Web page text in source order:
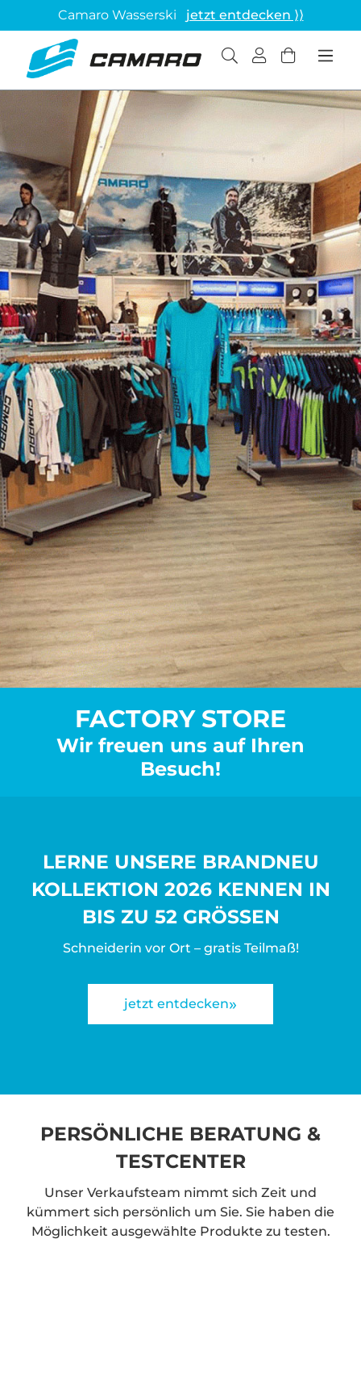
Camaro Wasserski jetzt entdecken ⟩⟩
FACTORY STORE
Wir freuen uns auf Ihren
Besuch!
LERNE UNSERE BRANDNEU
KOLLEKTION 2026 KENNEN IN
BIS ZU 52 GRÖSSEN
Schneiderin vor Ort – gratis Teilmaß!
jetzt entdecken
PERSÖNLICHE BERATUNG &
TESTCENTER
Unser Verkaufsteam nimmt sich Zeit und
kümmert sich persönlich um Sie. Sie haben die
Möglichkeit ausgewählte Produkte zu testen.